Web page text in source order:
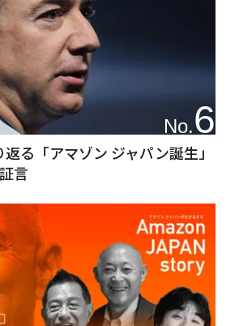
No.6
る「アマゾン ジャパン誕生」
言